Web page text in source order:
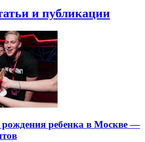
и публикации
рождения ребенка в Москве —